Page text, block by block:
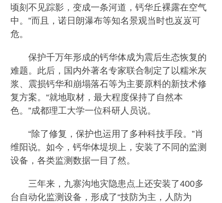
顷刻不见踪影，变成一条河道，钙华丘裸露在空气
中。”而且，诺日朗瀑布等知名景观当时也岌岌可
危。
保护千万年形成的钙华体成为震后生态恢复的
难题。此后，国内外著名专家联合制定了以糯米灰
浆、震损钙华和崩塌落石等为主要原料的新技术修
复方案。“就地取材，最大程度保持了自然本
色。”成都理工大学一位科研人员说。
“除了修复，保护也运用了多种科技手段。”肖
维阳说。如今，钙华体堤坝上，安装了不同的监测
设备，各类监测数据一目了然。
三年来，九寨沟地灾隐患点上还安装了400多
台自动化监测设备，形成了“技防为主，人防为